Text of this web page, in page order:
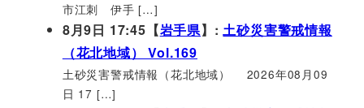
市江刺 伊手 […]
8月9日 17:45【岩手県】:土砂災害警戒情報
（花北地域） Vol.169
土砂災害警戒情報（花北地域） 2026年08月09
日 17 […]